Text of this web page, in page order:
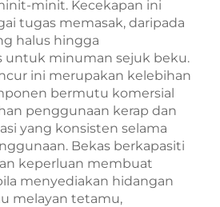
minit. Kecekapan ini
tugas memasak, daripada
halus hingga
untuk minuman sejuk beku.
ini merupakan kelebihan
bermutu komersial
penggunaan kerap dan
yang konsisten selama
Bekas berkapasiti
keperluan membuat
menyediakan hidangan
melayan tetamu,